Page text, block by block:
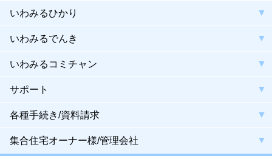
いわみるひかり
いわみるでんき
いわみるコミチャン
サポート
各種手続き/資料請求
集合住宅オーナー様/管理会社